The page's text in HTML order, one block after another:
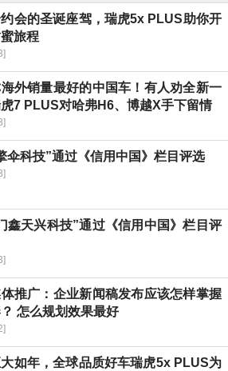
会的圣诞座驾，瑞虎5x PLUS助你开
旅程
外销量最好的中国车！有人劝全新一
7 PLUS对哈弗H6、博越X手下留情
伞科技”通过《信用中国》栏目评选
鑫天兴科技”通过《信用中国》栏目评
体推广：企业新闻稿发布应该怎样掌握
怎么规划效果最好
如年，全球品质好车瑞虎5x PLUS为